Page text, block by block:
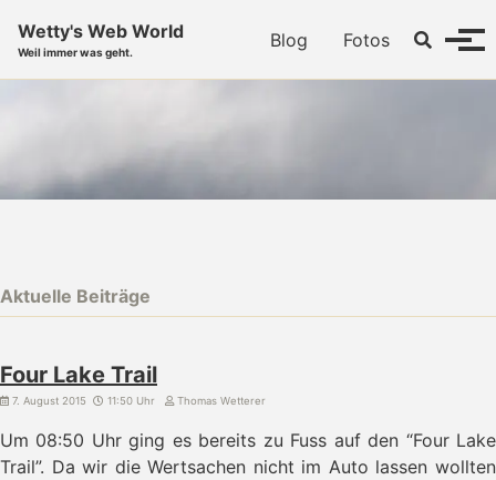
Wetty's Web World
Weil immer was geht.
Blog Fotos Toggle
Aktuelle Beiträge
Four Lake Trail
7. August 2015 11:50 Uhr Thomas Wetterer
Um 08:50 Uhr ging es bereits zu Fuss auf den “Four Lake
Trail”. Da wir die Wertsachen nicht im Auto lassen wollten